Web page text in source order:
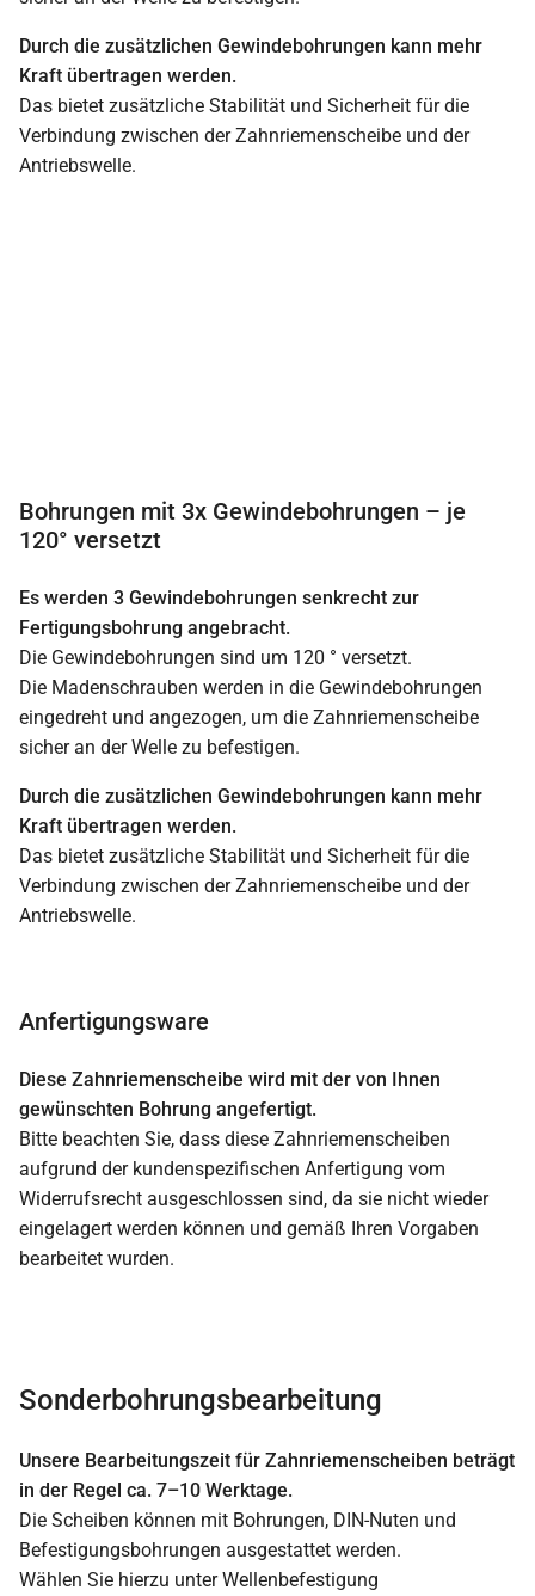
Durch die zusätzlichen Gewindebohrungen kann mehr
Kraft übertragen werden.
Das bietet zusätzliche Stabilität und Sicherheit für die
Verbindung zwischen der Zahnriemenscheibe und der
Antriebswelle.
Bohrungen mit 3x Gewindebohrungen – je
120° versetzt
Es werden 3 Gewindebohrungen senkrecht zur
Fertigungsbohrung angebracht.
Die Gewindebohrungen sind um 120 ° versetzt.
Die Madenschrauben werden in die Gewindebohrungen
eingedreht und angezogen, um die Zahnriemenscheibe
sicher an der Welle zu befestigen.
Durch die zusätzlichen Gewindebohrungen kann mehr
Kraft übertragen werden.
Das bietet zusätzliche Stabilität und Sicherheit für die
Verbindung zwischen der Zahnriemenscheibe und der
Antriebswelle.
Anfertigungsware
Diese Zahnriemenscheibe wird mit der von Ihnen
gewünschten Bohrung angefertigt.
Bitte beachten Sie, dass diese Zahnriemenscheiben
aufgrund der kundenspezifischen Anfertigung vom
Widerrufsrecht ausgeschlossen sind, da sie nicht wieder
eingelagert werden können und gemäß Ihren Vorgaben
bearbeitet wurden.
Sonderbohrungsbearbeitung
Unsere Bearbeitungszeit für Zahnriemenscheiben beträgt
in der Regel ca. 7–10 Werktage.
Die Scheiben können mit Bohrungen, DIN-Nuten und
Befestigungsbohrungen ausgestattet werden.
Wählen Sie hierzu unter Wellenbefestigung